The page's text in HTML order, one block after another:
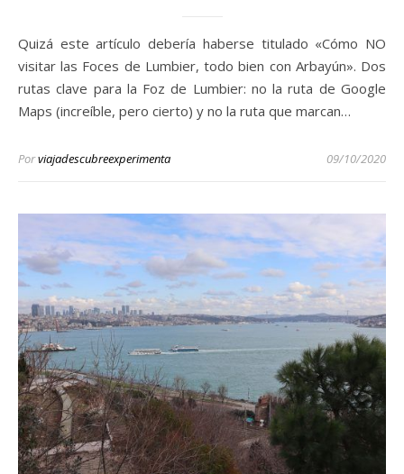
Quizá este artículo debería haberse titulado «Cómo NO
visitar las Foces de Lumbier, todo bien con Arbayún». Dos
rutas clave para la Foz de Lumbier: no la ruta de Google
Maps (increíble, pero cierto) y no la ruta que marcan…
Porviajadescubreexperimenta 09/10/2020